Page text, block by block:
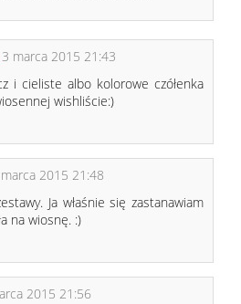
3 marca 2015 21:43
i cieliste albo kolorowe czółenka
wishliście:)
2015 21:48
Ja właśnie się zastanawiam
na wiosnę. :)
2015 21:56